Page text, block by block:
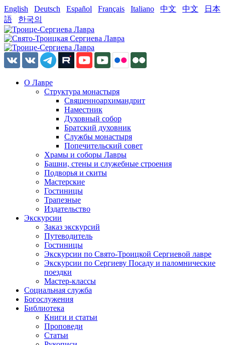
English Deutsch Español Français Italiano 中文 中文
日本
語
한국의
О Лавре
Структура монастыря
Священноархимандрит
Наместник
Духовный собор
Братский духовник
Службы монастыря
Попечительский совет
Храмы и соборы Лавры
Башни, стены и служебные строения
Подворья и скиты
Мастерские
Гостиницы
Трапезные
Издательство
Экскурсии
Заказ экскурсий
Путеводитель
Гостиницы
Экскурсии по Свято-Троицкой Сергиевой лавре
Экскурсии по Сергиеву Посаду и паломнические
поездки
Мастер-классы
Социальная служба
Богослужения
Библиотека
Книги и статьи
Проповеди
Статьи